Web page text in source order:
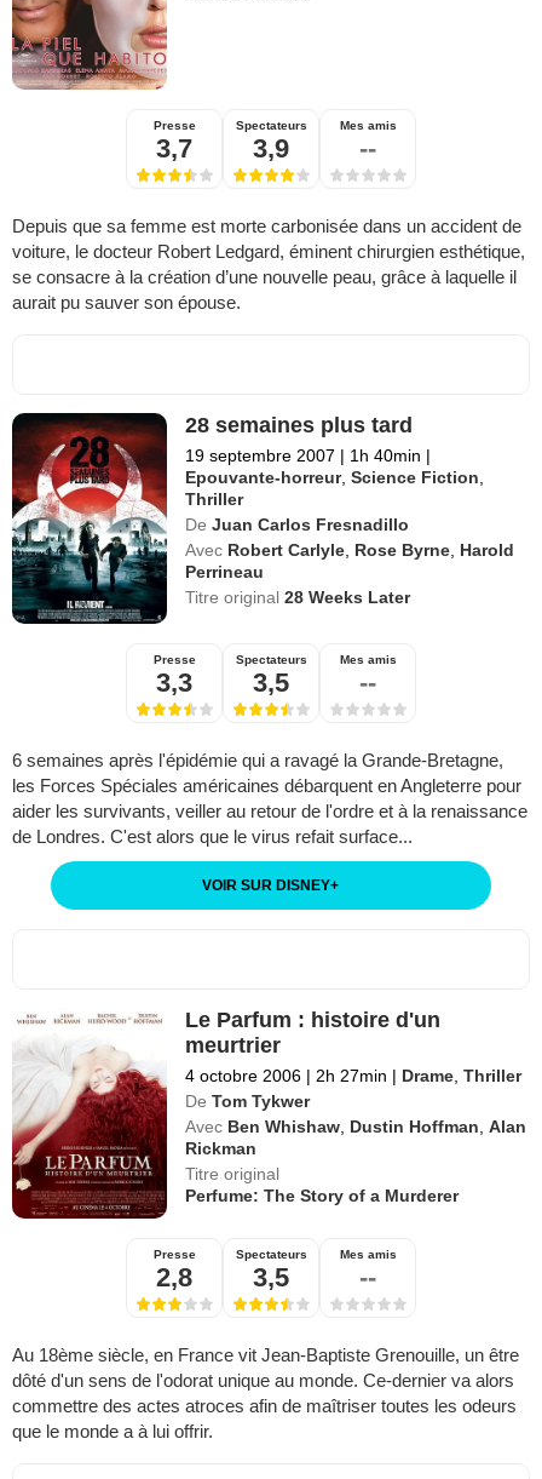
Presse
3,7
Spectateurs
3,9
Mes amis
--
Depuis que sa femme est morte carbonisée dans un accident de
voiture, le docteur Robert Ledgard, éminent chirurgien esthétique,
se consacre à la création d’une nouvelle peau, grâce à laquelle il
aurait pu sauver son épouse.
28 semaines plus tard
19 septembre 2007 | 1h 40min |
Epouvante-horreur,Science Fiction
Thriller
De Juan Carlos Fresnadillo
Avec Robert Carlyle Rose Byrne Harold
Perrineau
Titre original28 Weeks Later
Presse
3,3
Spectateurs
3,5
Mes amis
--
6 semaines après l'épidémie qui a ravagé la Grande-Bretagne,
les Forces Spéciales américaines débarquent en Angleterre pour
aider les survivants, veiller au retour de l'ordre et à la renaissance
de Londres. C'est alors que le virus refait surface...
VOIR SUR DISNEY+
Le Parfum : histoire d'un
meurtrier
4 octobre 2006 | 2h 27min | Drame ,Thriller
De Tom Tykwer
Avec Ben Whishaw Dustin Hoffman ,Alan
Rickman
Titre original
Perfume: The Story of a Murderer
Presse
2,8
Spectateurs
3,5
Mes amis
--
Au 18ème siècle, en France vit Jean-Baptiste Grenouille, un être
dôté d'un sens de l'odorat unique au monde. Ce-dernier va alors
commettre des actes atroces afin de maîtriser toutes les odeurs
que le monde a à lui offrir.